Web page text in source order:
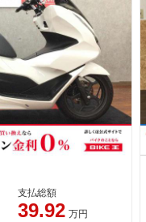
支払総額
39.92 万円